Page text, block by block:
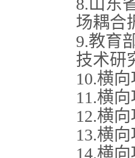
8.山东
场耦合
9.教育
技术研
10.横
11.横
12.横
13.横
14.横